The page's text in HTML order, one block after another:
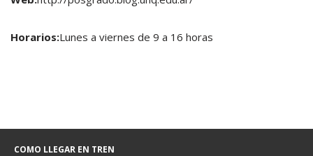
Horarios:Lunes a viernes de 9 a 16 horas
COMO LLEGAR EN TREN